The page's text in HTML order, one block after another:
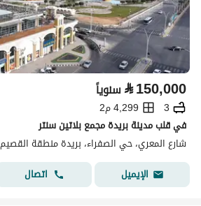
⃁150,000 سنوياً
3
4,299 م2
في قلب مدينة بريدة مجمع بلاتين سنتر
شارع المعري، حي الصفراء، بريدة منطقة القصيم
الإيميل
اتصال